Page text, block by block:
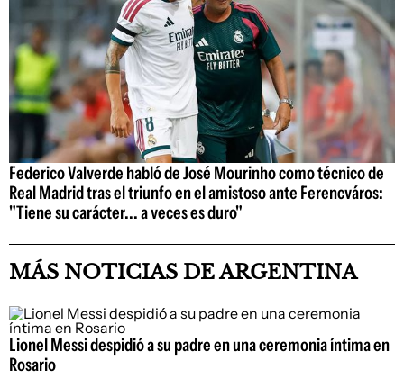
Federico Valverde habló de José Mourinho como técnico de
Real Madrid tras el triunfo en el amistoso ante Ferencváros:
"Tiene su carácter... a veces es duro"
MÁS NOTICIAS DE ARGENTINA
Lionel Messi despidió a su padre en una ceremonia íntima en
Rosario